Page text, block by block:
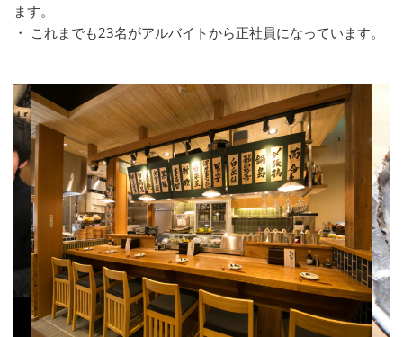
ます。
・ これまでも23名がアルバイトから正社員になっています。